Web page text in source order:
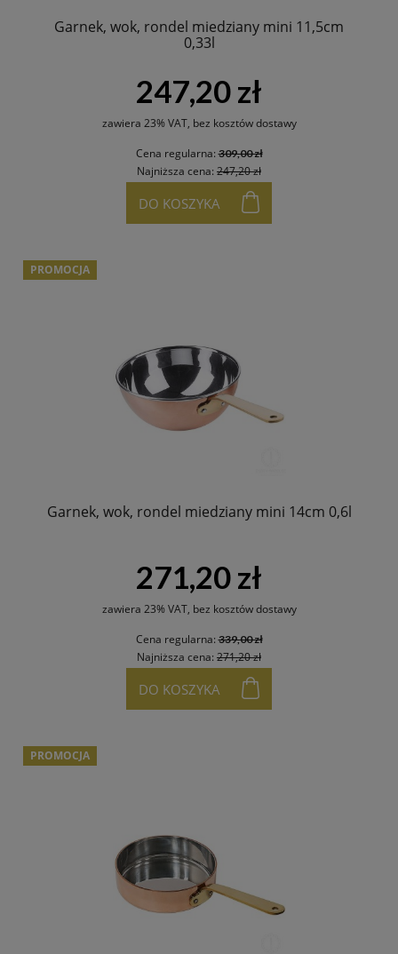
Garnek, wok, rondel miedziany mini 11,5cm
0,33l
247,20 zł
zawiera 23% VAT, bez kosztów dostawy
Cena regularna:309,00 zł
Najniższa cena: 247,20 zł
DO KOSZYKA
Garnek, wok, rondel miedziany mini 14cm 0,6l
271,20 zł
zawiera 23% VAT, bez kosztów dostawy
Cena regularna:339,00 zł
Najniższa cena: 271,20 zł
DO KOSZYKA
PROMOCJA
PROMOCJA